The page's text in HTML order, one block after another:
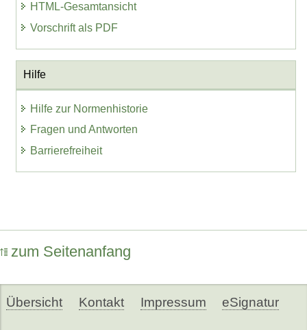
HTML-Gesamtansicht
Vorschrift als PDF
Hilfe
Hilfe zur Normenhistorie
Fragen und Antworten
Barrierefreiheit
zum Seitenanfang
Übersicht Kontakt Impressum eSignatur